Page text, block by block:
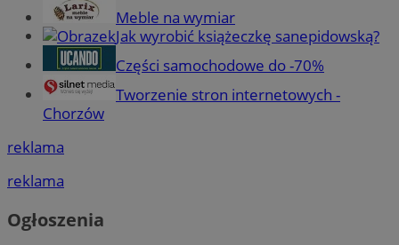
Meble na wymiar
Jak wyrobić książeczkę sanepidowską?
Części samochodowe do -70%
Tworzenie stron internetowych -
Chorzów
reklama
reklama
Ogłoszenia